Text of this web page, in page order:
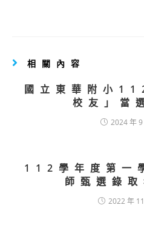
相關內容
國立東華附小
校友」當
2024 年 9
112學年度第一
師甄選錄取
2022 年